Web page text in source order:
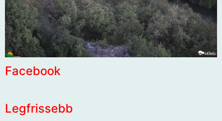
Facebook
Legfrissebb